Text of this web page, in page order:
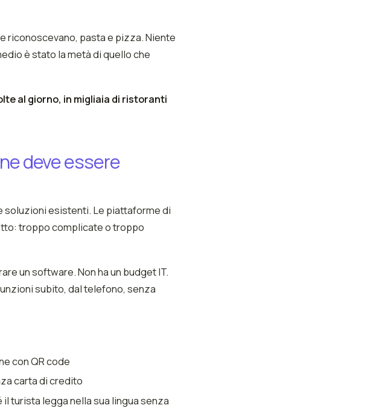
riconoscevano, pasta e pizza. Niente
è stato la metà di quello che
al giorno, in migliaia di ristoranti
deve essere
soluzioni esistenti. Le piattaforme di
troppo complicate o troppo
un software. Non ha un budget IT.
subito, dal telefono, senza
con QR code
carta di credito
il turista legga nella sua lingua senza